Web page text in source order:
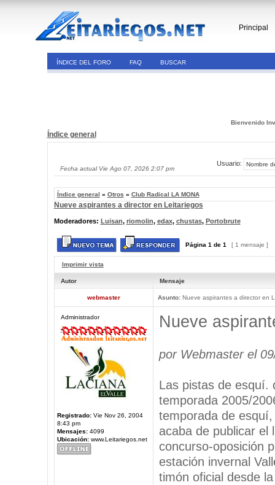
Principal
ÍNDICE DEL FORO FAQ BUSCAR
Bienvenido
Índice general
Fecha actual Vie Ago 07, 2026 2:07 pm
Usuario:
Índice general » Otros » Club Radical LA MONA
Nueve aspirantes a director en Leitariegos
Moderadores: Luisan, riomolin, edax, chustas, Portobrute
Página 1 de 1 [ 1 mensaje ]
Imprimir vista
Autor Mensaje
webmaster Asunto:Nueve aspirantes a director en
Administrador
Registrado:Vie Nov 26, 2004
8:43 pm
Mensajes:4099
Ubicación:www.Leitariegos.net
Nueve
por Webmaster el
Las pistas de esquí.
temporada 2005/
temporada de
acaba de publicar el
concurso-oposición
estación invernal
timón oficial desde